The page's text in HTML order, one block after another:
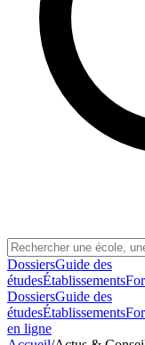
DossiersGuide des
étudesÉtablissements
DossiersGuide des
étudesÉtablissements
en ligne